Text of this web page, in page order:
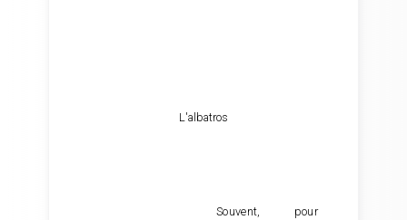
L'albatros
Souvent, pour